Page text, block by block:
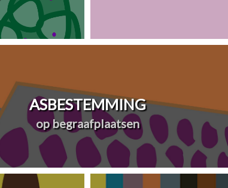
ASBESTEMMING
op begraafplaatsen